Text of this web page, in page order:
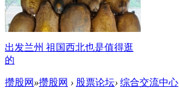
出发兰州 祖国西北也是值得逛
的
攒股网 »攒股网 › 股票论坛› 综合交流中心